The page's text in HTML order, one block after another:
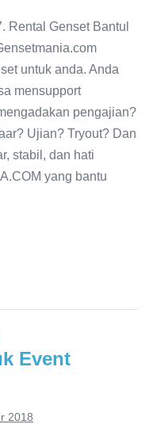
Rental Genset Bantul
untuk anda. Anda
mensupport
pengajian?
Ujian? Tryout? Dan
stabil, dan hati
yang bantu
Event
2018